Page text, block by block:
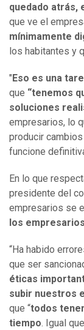
quedado atrás,
que ve el
mínimamente
los habitantes y
" Eso es una
que “tenemos
soluciones
empresarios, lo
producir
funcione
En lo que
presidente del
empresarios se
los
“Ha habido
que ser
éticas
subir nuestros
que “todos
tiempo. Igual